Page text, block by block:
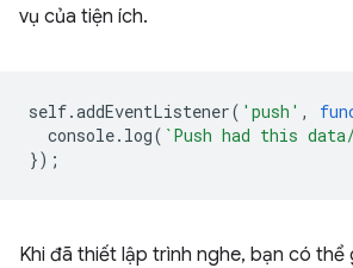
vụ của tiện ích.
self.addEventListener( 'push' ,
console. log( `Push had this
});
Khi đã thiết lập trình nghe, bạn có